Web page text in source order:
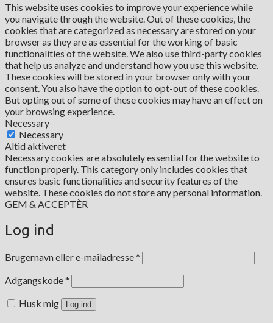
This website uses cookies to improve your experience while
you navigate through the website. Out of these cookies, the
cookies that are categorized as necessary are stored on your
browser as they are as essential for the working of basic
functionalities of the website. We also use third-party cookies
that help us analyze and understand how you use this website.
These cookies will be stored in your browser only with your
consent. You also have the option to opt-out of these cookies.
But opting out of some of these cookies may have an effect on
your browsing experience.
Necessary
Necessary
Altid aktiveret
Necessary cookies are absolutely essential for the website to
function properly. This category only includes cookies that
ensures basic functionalities and security features of the
website. These cookies do not store any personal information.
GEM & ACCEPTÈR
Log ind
Brugernavn eller e-mailadresse* Påkrævet
Adgangskode* Påkrævet
Husk mig Log ind